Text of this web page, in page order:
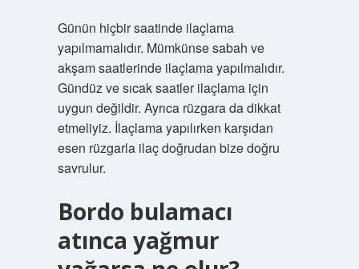
Günün hiçbir saatinde ilaçlama
yapılmamalıdır. Mümkünse sabah ve
akşam saatlerinde ilaçlama yapılmalıdır.
Gündüz ve sıcak saatler ilaçlama için
uygun değildir. Ayrıca rüzgara da dikkat
etmeliyiz. İlaçlama yapılırken karşıdan
esen rüzgarla ilaç doğrudan bize doğru
savrulur.
Bordo bulamacı
atınca yağmur